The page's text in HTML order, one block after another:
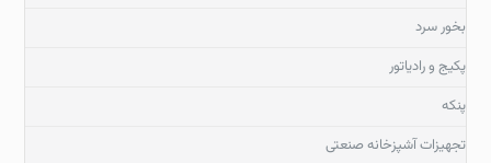
بخور سرد
پکیج و رادیاتور
پنکه
تجهیزات آشپزخانه صنعتی